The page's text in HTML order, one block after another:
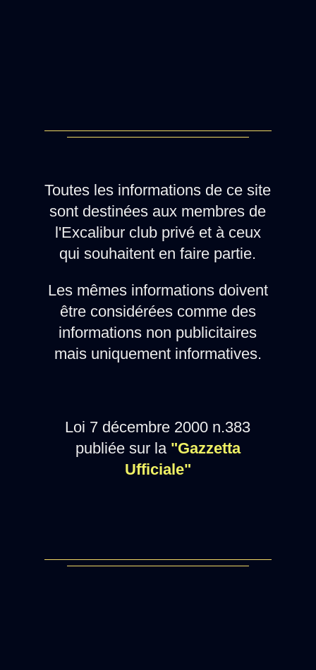
Toutes les informations de ce site
sont destinées aux membres de
l'Excalibur club privé et à ceux
qui souhaitent en faire partie.
Les mêmes informations doivent
être considérées comme des
informations non publicitaires
mais uniquement informatives.
Loi 7 décembre 2000 n.383
publiée sur la "Gazzetta
Ufficiale"